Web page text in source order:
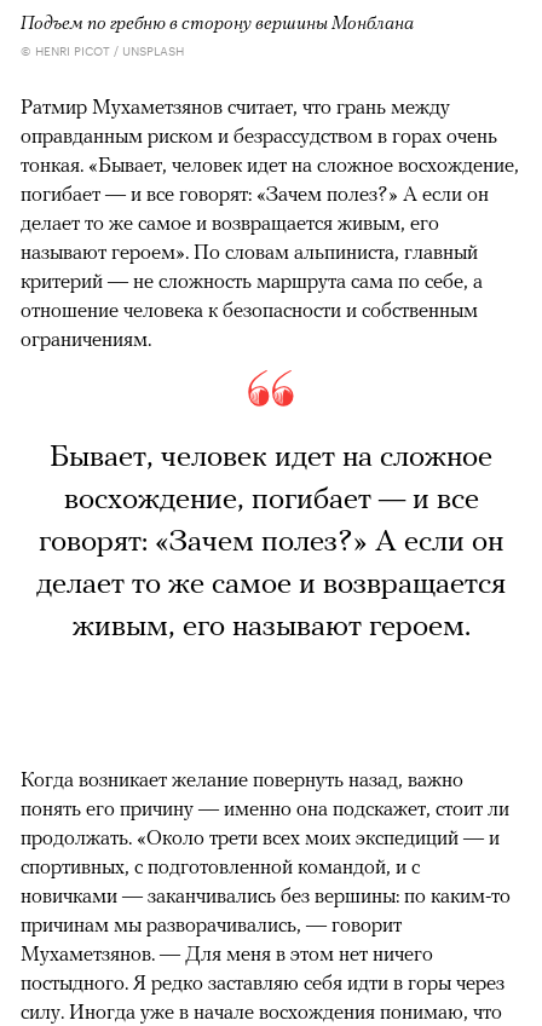
Подъем по гребню в сторону вершины Монблана
© HENRI PICOT / UNSPLASH
Ратмир Мухаметзянов считает, что грань между
оправданным риском и безрассудством в горах очень
тонкая. «Бывает, человек идет на сложное восхождение,
погибает — и все говорят: «Зачем полез?» А если он
делает то же самое и возвращается живым, его
называют героем». По словам альпиниста, главный
критерий — не сложность маршрута сама по себе, а
отношение человека к безопасности и собственным
ограничениям.
Бывает, человек идет на сложное
восхождение, погибает — и все
говорят: «Зачем полез?» А если он
делает то же самое и возвращается
живым, его называют героем.
Когда возникает желание повернуть назад, важно
понять его причину — именно она подскажет, стоит ли
продолжать. «Около трети всех моих экспедиций — и
спортивных, с подготовленной командой, и с
новичками — заканчивались без вершины: по каким-то
причинам мы разворачивались, — говорит
Мухаметзянов. — Для меня в этом нет ничего
постыдного. Я редко заставляю себя идти в горы через
силу. Иногда уже в начале восхождения понимаю, что